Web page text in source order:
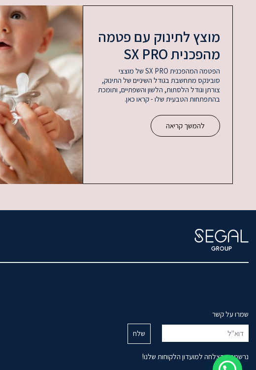
מוצץ לתינוק עם פטמה
מהפכנית SX PRO
הפטמה המהפכנית SX PRO של מוצצי
סובינקס מתחשבת בגודל השיניים של התינוק,
צורתן וגודל הלסתות, הלשון והשפתיים, ותומכת
בהתפתחות הטבעית שלו - קראו כאן.
להמשך קריאה
שמרו על קשר
נרשמת בהצלחה למועדון הלקוחות שלנו!